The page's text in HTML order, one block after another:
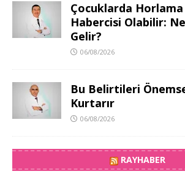
Çocuklarda
Habercisi Olabilir:
Gelir?
06/08/2026
Bu Belirtileri
Kurtarır
06/08/2026
RAYHABER